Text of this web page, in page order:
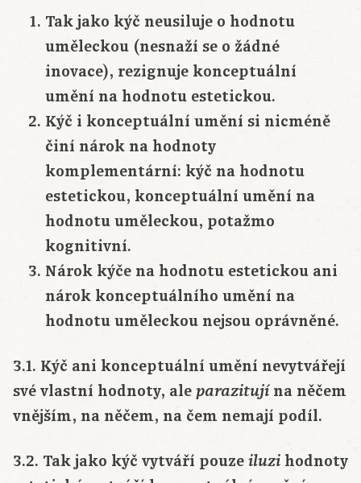
Tak jako kýč neusiluje o hodnotu
uměleckou (nesnaží se o žádné
inovace), rezignuje konceptuální
umění na hodnotu estetickou.
Kýč i konceptuální umění si nicméně
činí nárok na hodnoty
komplementární: kýč na hodnotu
estetickou, konceptuální umění na
hodnotu uměleckou, potažmo
kognitivní.
Nárok kýče na hodnotu estetickou ani
nárok konceptuálního umění na
hodnotu uměleckou nejsou oprávněné.
3.1. Kýč ani konceptuální umění nevytvářejí
své vlastní hodnoty, ale parazitujína něčem
vnějším, na něčem, na čem nemají podíl.
3.2. Tak jako kýč vytváří pouze iluzi hodnoty